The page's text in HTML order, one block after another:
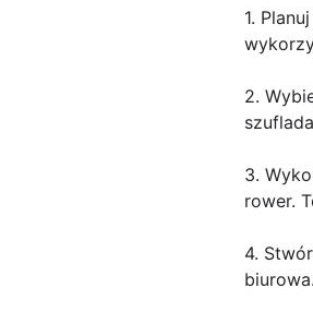
1.
2.
3.
rower.
4.